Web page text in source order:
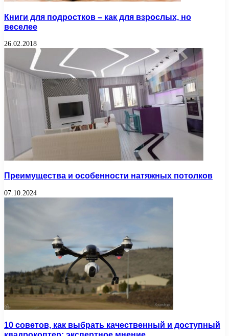
Книги для подростков – как для взрослых, но
веселее
26.02.2018
Преимущества и особенности натяжных потолков
07.10.2024
10 советов, как выбрать качественный и доступный